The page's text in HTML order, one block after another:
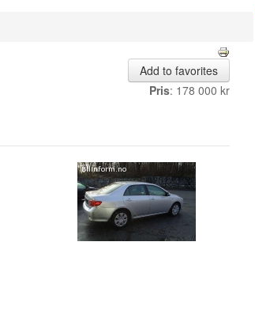
Add to favorites
Pris: 178 000 kr